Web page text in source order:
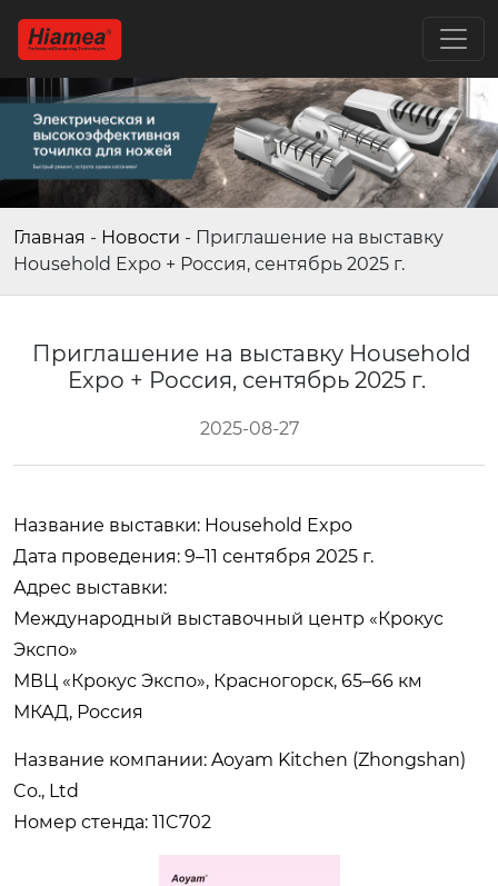
Главная - Новости - Приглашение на выставку
Household Expo + Россия, сентябрь 2025 г.
Приглашение на выставку Household
Expo + Россия, сентябрь 2025 г.
2025-08-27
Название выставки: Household Expo
Дата проведения: 9–11 сентября 2025 г.
Адрес выставки:
Международный выставочный центр «Крокус
Экспо»
МВЦ «Крокус Экспо», Красногорск, 65–66 км
МКАД, Россия
Название компании: Aoyam Kitchen (Zhongshan)
Co., Ltd
Номер стенда: 11C702